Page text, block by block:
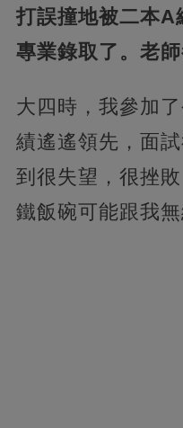
打誤撞地被二本A
專業錄取了。老
大四時，我參加
績遙遙領先，面
到很失望，很挫
鐵飯碗可能跟我無